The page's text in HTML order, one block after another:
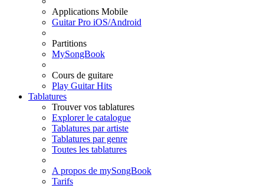
Applications Mobile
Guitar Pro iOS/Android
Partitions
MySongBook
Cours de guitare
Play Guitar Hits
Tablatures
Trouver vos tablatures
Explorer le catalogue
Tablatures par artiste
Tablatures par genre
Toutes les tablatures
A propos de mySongBook
Tarifs